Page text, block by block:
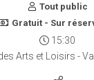
Tout public
Gratuit - Sur
15:30
Arts et Loisirs -